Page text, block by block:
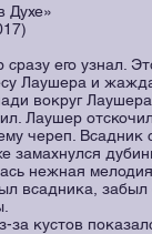
Духе»
его узнал.
Лаушера и
вокруг
Лаушер
череп. Всадник
нежная
всадника, забыл
за кустов